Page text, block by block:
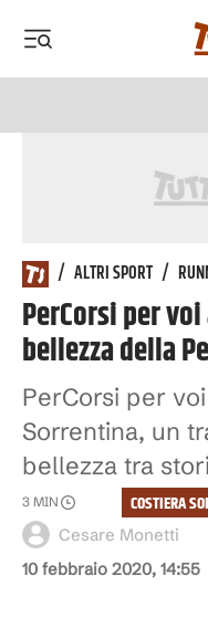
/ ALTRI SPORT/
PerCorsi per
bellezza della
PerCorsi per
Sorrentina, un
bellezza tra
10 febbraio 2020, 14:55
Cesare Monetti
3 MIN COSTIERA